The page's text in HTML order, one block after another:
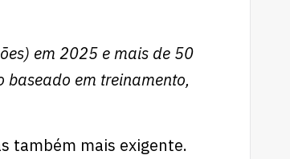
em 2025 e mais de 50
baseado em treinamento,
também mais exigente.